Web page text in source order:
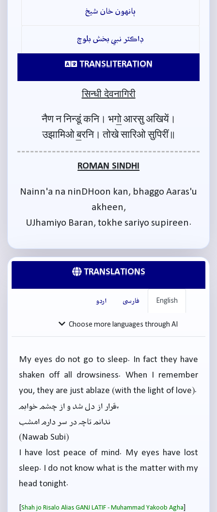
ٻانهون خان شيخ
ڊاڪٽر نبي بخش بلوچ
TRANSLITERATION
सिन्धी देवनागिरी
नैण न निन्डूं कनि। भगो॒ आरसु अखियें।
उझामिओ ब॒रनि। तोखे सारिओ सुपिरीं॥
ROMAN SINDHI
Nainn'a na ninDHoon kan, bhaggo Aaras'u
akheen,
UJhamiyo Baran, tokhe sariyo supireen.
TRANSLATIONS
English فارسی اردو
Choose more languages through AI
My eyes do not go to sleep. In fact they have
shaken off all drowsiness. When I remember
you, they are just ablaze (with the light of love).
قرار از دل شد و از چشم خوابم،
ندانم تاچہ در سر دارم امشب
(Nawab Subi)
I have lost peace of mind. My eyes have lost
sleep. I do not know what is the matter with my
head tonight.
[Shah jo Risalo Alias GANJ LATIF - Muhammad Yakoob Agha